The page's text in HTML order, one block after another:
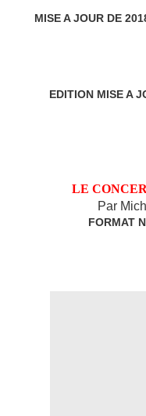
MISE A JOUR DE
EDITION MISE A
LE
Par
FORMAT